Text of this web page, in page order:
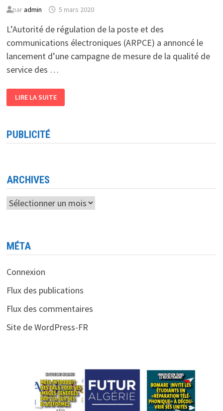
paradmin 5 mars 2020
L’Autorité de régulation de la poste et des
communications électroniques (ARPCE) a annoncé le
lancement d’une campagne de mesure de la qualité de
service des …
DE
MESURE
DES
RÉSEAUX
LIRE LA SUITE
PUBLICITÉ
ARCHIVES
Archives
MÉTA
Connexion
Flux des publications
Flux des commentaires
Site de WordPress-FR